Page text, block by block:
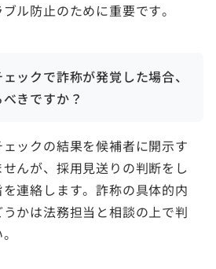
ル防止のために重要です。
ックで詐称が発覚した場合、
きですか？
ックの結果を候補者に開示す
んが、採用見送りの判断をし
連絡します。詐称の具体的内
かは法務担当と相談の上で判